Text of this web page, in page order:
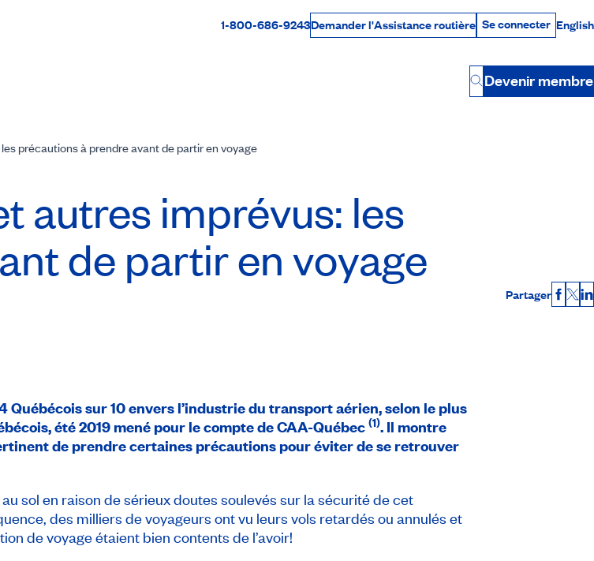
Par téléphone
1-800-686-9243Demander l'Assistance routière Se connecter
Se connecter English
Button
Devenir membre
précautions à prendre avant de partir en voyage
autres imprévus: les
de partir en voyage
Partager X
Québécois sur 10 envers l’industrie du transport aérien, selon le plus
été 2019 mené pour le compte de CAA-Québec (1). Il montre
de prendre certaines précautions pour éviter de se retrouver
sol en raison de sérieux doutes soulevés sur la sécurité de cet
des milliers de voyageurs ont vu leurs vols retardés ou annulés et
de voyage étaient bien contents de l’avoir!